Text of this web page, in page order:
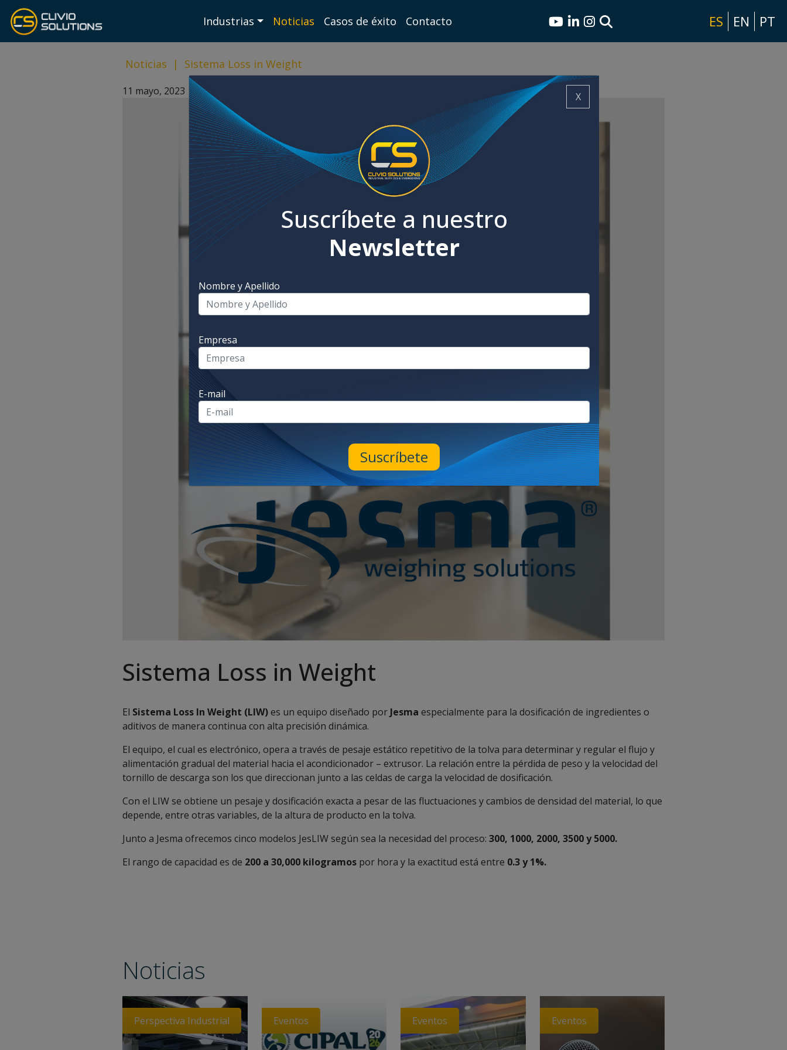
Industrias Noticias Casos de éxito Contacto ES EN PT
Noticias | Sistema Loss in Weight
11 mayo, 2023
Sistema Loss in Weight
El Sistema Loss In Weight (LIW)es un equipo diseñado por Jesma especialmente para la dosificación de ingredientes o
aditivos de manera continua con alta precisión dinámica.
El equipo, el cual es electrónico, opera a través de pesaje estático repetitivo de la tolva para determinar y regular el flujo y
alimentación gradual del material hacia el acondicionador – extrusor. La relación entre la pérdida de peso y la velocidad del
tornillo de descarga son los que direccionan junto a las celdas de carga la velocidad de dosificación.
Con el LIW se obtiene un pesaje y dosificación exacta a pesar de las fluctuaciones y cambios de densidad del material, lo que
depende, entre otras variables, de la altura de producto en la tolva.
Junto a Jesma ofrecemos cinco modelos JesLIW según sea la necesidad del proceso: 300, 1000, 2000, 3500 y 5000.
El rango de capacidad es de 200 a 30,000 kilogramos por hora y la exactitud está entre 0.3 y 1%.
Noticias
Perspectiva Industrial Eventos Eventos Eventos
X
Suscríbete a nuestro
Newsletter
Nombre y Apellido
Empresa
E-mail
Suscríbete